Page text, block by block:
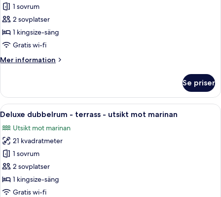
poolen
för
Studiosvit
-
terrass
1 sovrum
2 sovplatser
1 kingsize-säng
Gratis wi-fi
Mer information
Mer
-
terrass
Se priser
Öppna
alla
foton
för
Deluxe
dubbelrum
-
terrass
Ett hotellrum med en sänggavel i
7
Deluxe dubbelrum - terrass - utsikt mot marinan
Utsikt mot marinan
21 kvadratmeter
1 sovrum
2 sovplatser
1 kingsize-säng
Gratis wi-fi